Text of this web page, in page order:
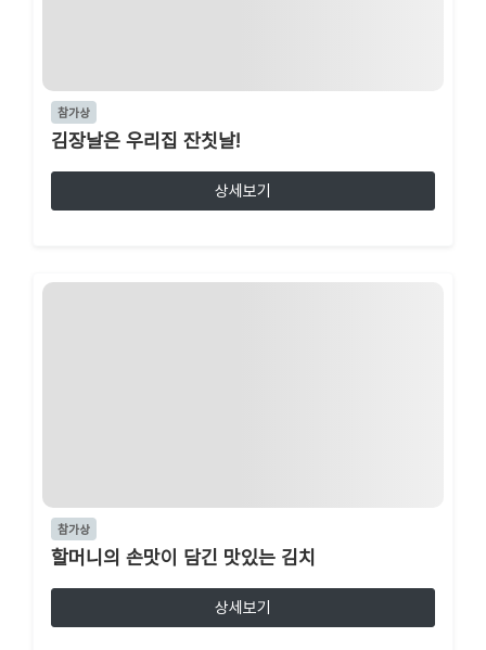
참가상
김장날은 우리집 잔칫날!
상세보기
참가상
할머니의 손맛이 담긴 맛있는 김치
상세보기